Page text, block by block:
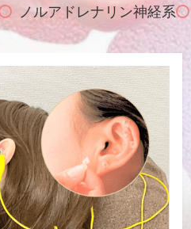
ノルアドレナリン神経系